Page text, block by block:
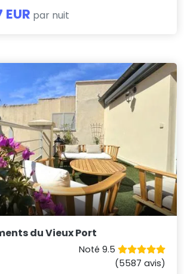
EUR par nuit
du Vieux Port
Noté 9.5
(5587 avis)